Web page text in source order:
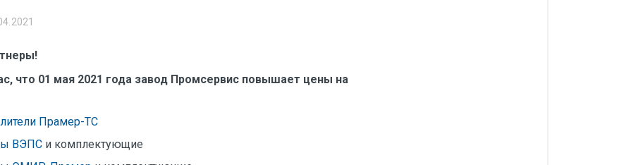
что 01 мая 2021 года завод Промсервис повышает цены на
Прамер-ТС
ВЭПС и комплектующие